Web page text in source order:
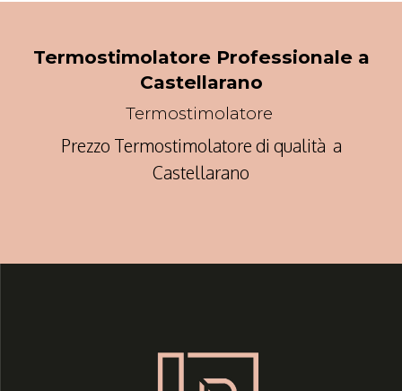
Termostimolatore Professionale a
Castellarano
Termostimolatore
Prezzo Termostimolatore di qualità a
Castellarano